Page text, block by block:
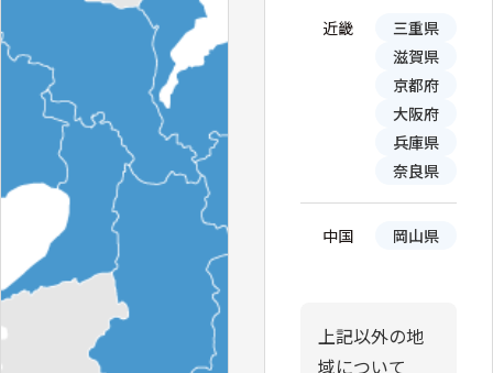
近畿
三重県
滋賀県
京都府
大阪府
兵庫県
奈良県
中国 岡山県
上記以外の地
域について